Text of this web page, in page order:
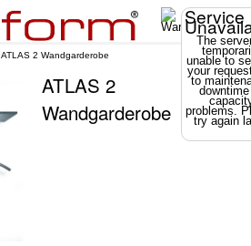
Service
The
unable to
your
to
problems.
try again
ATLAS 2 Wandgarderobe
ATLAS 2
Wandgarderobe